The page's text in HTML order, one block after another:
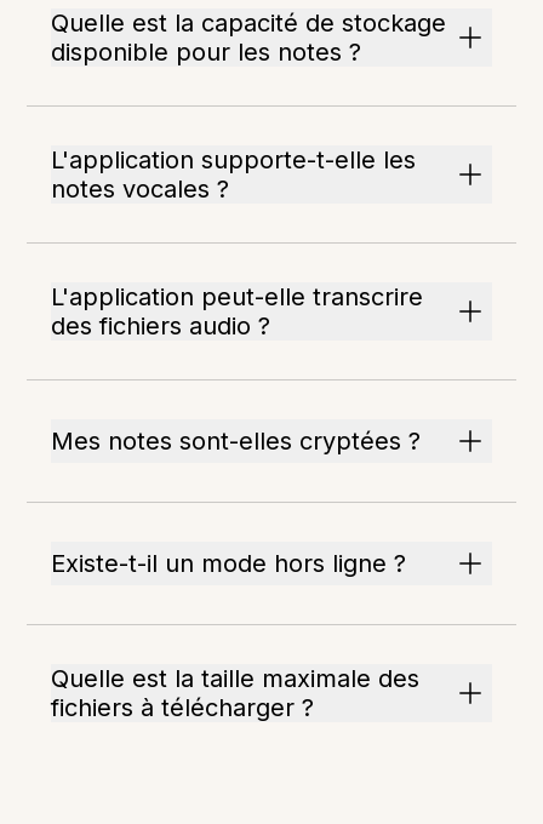
Quelle est la capacité de stockage
disponible pour les notes ?
L'application supporte-t-elle les
notes vocales ?
L'application peut-elle transcrire
des fichiers audio ?
Mes notes sont-elles cryptées ?
Existe-t-il un mode hors ligne ?
Quelle est la taille maximale des
fichiers à télécharger ?